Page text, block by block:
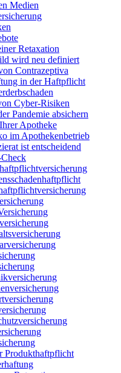
Medien
Retaxation
wird neu definiert
Contrazeptiva
in der Haftpflicht
Cyber-Risiken
Pandemie absichern
Apotheke
im Apothekenbetrieb
ist entscheidend
Produkthaftpflicht